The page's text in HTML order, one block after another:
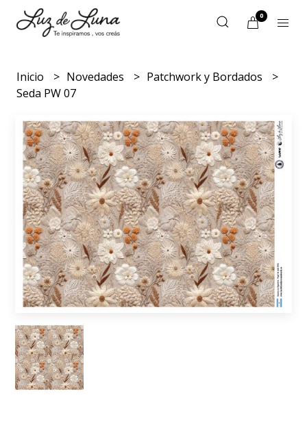
0
Inicio Novedades
Patchwork y Bordados
Seda PW 07